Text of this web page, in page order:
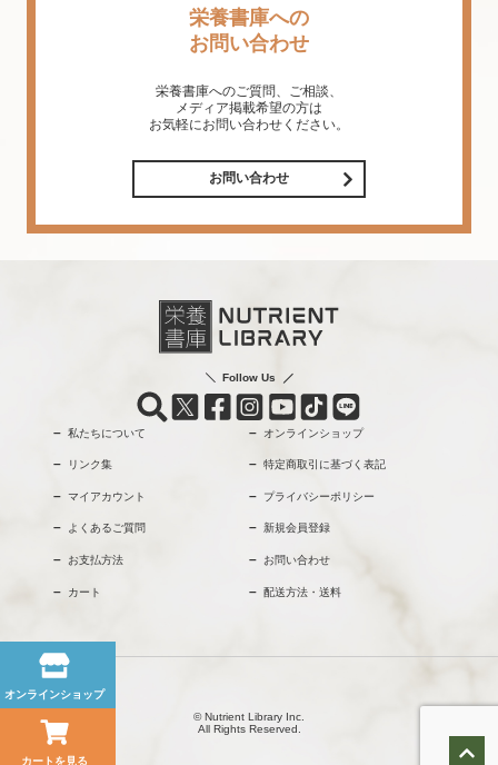
オンラインショップ
カートを見る
栄養書庫への
お問い合わせ
栄養書庫へのご質問、ご相談、
メディア掲載希望の方は
お気軽にお問い合わせください。
お問い合わせ
Follow Us
私たちについて オンラインショップ
リンク集 特定商取引に基づく表記
マイアカウント プライバシーポリシー
よくあるご質問 新規会員登録
お支払方法 お問い合わせ
カート 配送方法・送料
© Nutrient Library Inc.
All Rights Reserved.